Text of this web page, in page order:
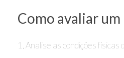
Como avaliar
1. Analise as condições físicas